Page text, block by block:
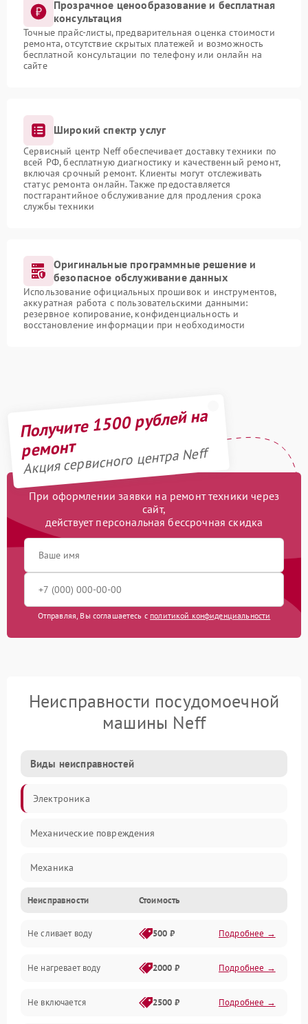
Прозрачное ценообразование и бесплатная
консультация
Точные прайс-листы, предварительная оценка стоимости
ремонта, отсутствие скрытых платежей и возможность
бесплатной консультации по телефону или онлайн на
сайте
Широкий спектр услуг
Сервисный центр Neff обеспечивает доставку техники по
всей РФ, бесплатную диагностику и качественный ремонт,
включая срочный ремонт. Клиенты могут отслеживать
статус ремонта онлайн. Также предоставляется
постгарантийное обслуживание для продления срока
службы техники
Оригинальные программные решение и
безопасное обслуживание данных
Использование официальных прошивок и инструментов,
аккуратная работа с пользовательскими данными:
резервное копирование, конфиденциальность и
восстановление информации при необходимости
Получите 1500 рублей на
ремонт
Акция сервисного центра Neff
При оформлении заявки на ремонт техники через
сайт,
действует персональная бессрочная скидка
Отправляя, Вы соглашаетесь с политикой конфиденциальности
Неисправности посудомоечной
машины Neff
Виды неисправностей
Электроника
Механические повреждения
Механика
Управление
Электропитание
Датчики
Нагрев
Неисправности Стоимость
Не сливает воду 500 ₽ Подробнее →
Не нагревает воду 2000 ₽ Подробнее →
Не включается 2500 ₽ Подробнее →